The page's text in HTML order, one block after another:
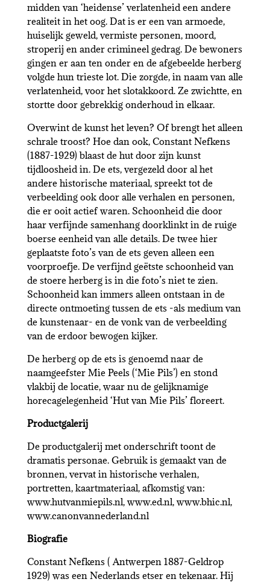
midden van ‘heidense’ verlatenheid een andere
realiteit in het oog. Dat is er een van armoede,
huiselijk geweld, vermiste personen, moord,
stroperij en ander crimineel gedrag. De bewoners
gingen er aan ten onder en de afgebeelde herberg
volgde hun trieste lot. Die zorgde, in naam van alle
verlatenheid, voor het slotakkoord. Ze zwichtte, en
stortte door gebrekkig onderhoud in elkaar.
Overwint de kunst het leven? Of brengt het alleen
schrale troost? Hoe dan ook, Constant Nefkens
(1887-1929) blaast de hut door zijn kunst
tijdloosheid in. De ets, vergezeld door al het
andere historische materiaal, spreekt tot de
verbeelding ook door alle verhalen en personen,
die er ooit actief waren. Schoonheid die door
haar verfijnde samenhang doorklinkt in de ruige
boerse eenheid van alle details. De twee hier
geplaatste foto’s van de ets geven alleen een
voorproefje. De verfijnd geëtste schoonheid van
de stoere herberg is in die foto’s niet te zien.
Schoonheid kan immers alleen ontstaan in de
directe ontmoeting tussen de ets -als medium van
de kunstenaar- en de vonk van de verbeelding
van de erdoor bewogen kijker.
De herberg op de ets is genoemd naar de
naamgeefster Mie Peels (‘Mie Pils’) en stond
vlakbij de locatie, waar nu de gelijknamige
horecagelegenheid ‘Hut van Mie Pils’ floreert.
Productgalerij
De productgalerij met onderschrift toont de
dramatis personae. Gebruik is gemaakt van de
bronnen, vervat in historische verhalen,
portretten, kaartmateriaal, afkomstig van:
www.hutvanmiepils.nl, www.ed.nl, www.bhic.nl,
www.canonvannederland.nl
Biografie
Constant Nefkens ( Antwerpen 1887-Geldrop
1929) was een Nederlands etser en tekenaar. Hij